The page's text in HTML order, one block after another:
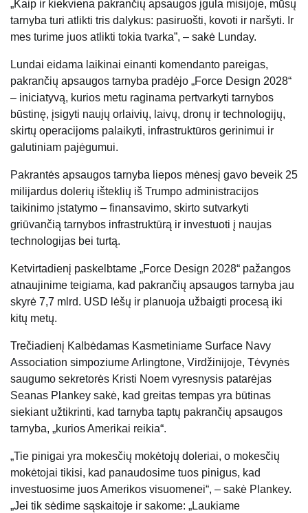
„Kaip ir kiekviena pakrančių apsaugos įgula misijoje, mūsų
tarnyba turi atlikti tris dalykus: pasiruošti, kovoti ir naršyti. Ir
mes turime juos atlikti tokia tvarka”, – sakė Lunday.
Lundai eidama laikinai einanti komendanto pareigas,
pakrančių apsaugos tarnyba pradėjo „Force Design 2028“
– iniciatyvą, kurios metu raginama pertvarkyti tarnybos
būstinę, įsigyti naujų orlaivių, laivų, dronų ir technologijų,
skirtų operacijoms palaikyti, infrastruktūros gerinimui ir
galutiniam pajėgumui.
Pakrantės apsaugos tarnyba liepos mėnesį gavo beveik 25
milijardus dolerių išteklių iš Trumpo administracijos
taikinimo įstatymo – finansavimo, skirto sutvarkyti
griūvančią tarnybos infrastruktūrą ir investuoti į naujas
technologijas bei turtą.
Ketvirtadienį paskelbtame „Force Design 2028“ pažangos
atnaujinime teigiama, kad pakrančių apsaugos tarnyba jau
skyrė 7,7 mlrd. USD lėšų ir planuoja užbaigti procesą iki
kitų metų.
Trečiadienį Kalbėdamas Kasmetiniame Surface Navy
Association simpoziume Arlingtone, Virdžinijoje, Tėvynės
saugumo sekretorės Kristi Noem vyresnysis patarėjas
Seanas Plankey sakė, kad greitas tempas yra būtinas
siekiant užtikrinti, kad tarnyba taptų pakrančių apsaugos
tarnyba, „kurios Amerikai reikia“.
„Tie pinigai yra mokesčių mokėtojų doleriai, o mokesčių
mokėtojai tikisi, kad panaudosime tuos pinigus, kad
investuosime juos Amerikos visuomenei“, – sakė Plankey.
„Jei tik sėdime sąskaitoje ir sakome: „Laukiame